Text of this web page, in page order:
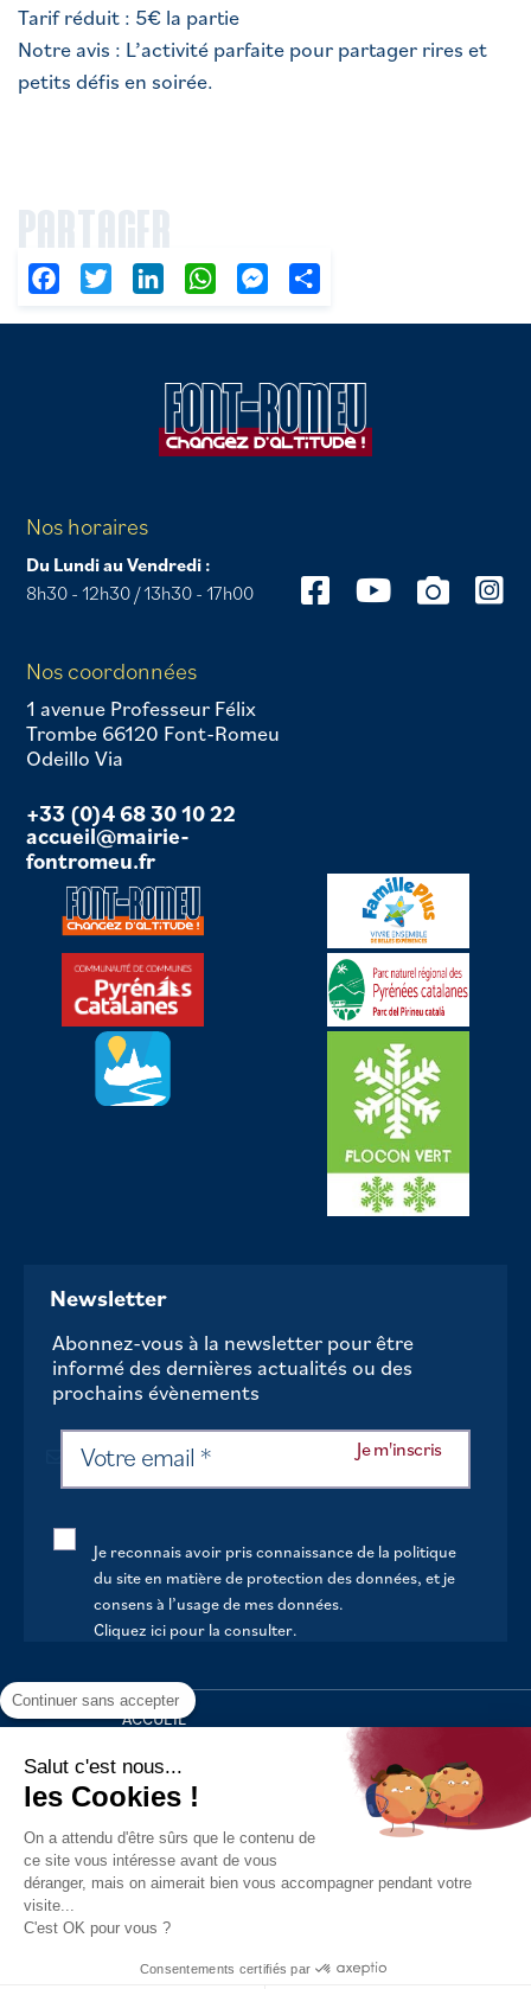
Tarif réduit : 5€ la partie
Notre avis : L’activité parfaite pour partager rires et
petits défis en soirée.
PARTAGER
FacebookTwitter LinkedIn WhatsAppMessenger
Nos horaires
Du Lundi au Vendredi :
8h30 - 12h30 / 13h30 - 17h00
Nos coordonnées
1 avenue Professeur Félix
Trombe 66120 Font-Romeu
Odeillo Via
+33 (0)4 68 30 10 22
accueil@mairie-
fontromeu.fr
Newsletter
Abonnez-vous à la newsletter pour être
informé des dernières actualités ou des
prochains évènements
Je reconnais avoir pris connaissance de la politique
du site en matière de protection des données, et je
consens à l’usage de mes données.
Cliquez ici pour la consulter.
ACCUEIL
VOTRE MAIRIE
VOTRE QUOTIDIEN
AU FIL DE LA VIE
LOISIRS
S’INFORMER
Politique de confidentialité Mentions légales
Continuer sans accepter
Salut c'est nous...
les Cookies !
On a attendu d'être sûrs que le contenu de
ce site vous intéresse avant de vous
déranger, mais on aimerait bien vous accompagner pendant votre
visite...
C'est OK pour vous ?
Consentements certifiés par